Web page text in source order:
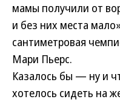
мамы получили от
и без них места
сантиметровая
Мари Пьерс.
Казалось бы — ну и
хотелось сидеть на